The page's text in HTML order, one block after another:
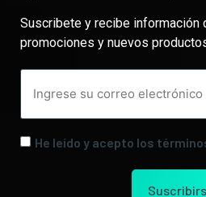
Suscribete y recibe información
promociones y nuevos
He leído y acepto los